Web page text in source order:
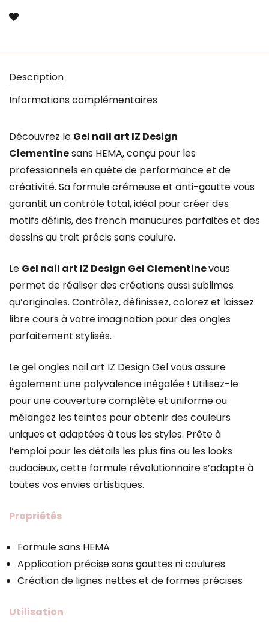
Description
Informations complémentaires
Découvrez le Gel nail art IZ Design
Clementinesans HEMA, conçu pour les
professionnels en quête de performance et de
créativité. Sa formule crémeuse et anti-goutte vous
garantit un contrôle total, idéal pour créer des
motifs définis, des french manucures parfaites et des
dessins au trait précis sans coulure.
Le Gel nail art IZ Design Gel Clementinevous
permet de réaliser des créations aussi sublimes
qu’originales. Contrôlez, définissez, colorez et laissez
libre cours à votre imagination pour des ongles
parfaitement stylisés.
Le gel ongles nail art IZ Design Gel vous assure
également une polyvalence inégalée ! Utilisez-le
pour une couverture complète et uniforme ou
mélangez les teintes pour obtenir des couleurs
uniques et adaptées à tous les styles. Prête à
l’emploi pour les détails les plus fins ou les looks
audacieux, cette formule révolutionnaire s’adapte à
toutes vos envies artistiques.
Propriétés
Formule sans HEMA
Application précise sans gouttes ni coulures
Création de lignes nettes et de formes précises
Utilisation